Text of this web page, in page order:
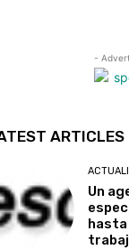
-
ARTICLES
Un
hasta